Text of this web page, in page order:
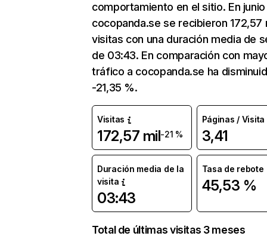
comportamiento en el sitio. En junio
cocopanda.se se recibieron 172,57
visitas con una duración media de
de 03:43. En comparación con
tráfico a cocopanda.se ha
-21,35 %.
Visitas
172,57 mil-21 %
Páginas / Visita
3,41
Duración media de la
visita
03:43
Tasa de rebote
45,53 %
Total de últimas visitas 3 meses